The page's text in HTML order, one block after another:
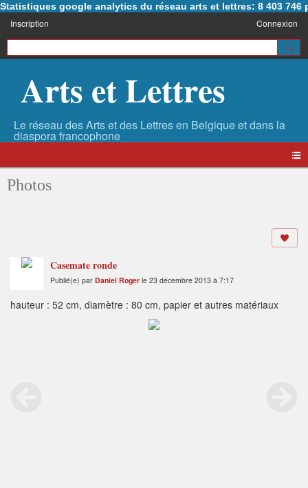
Statistiques google analytics du réseau arts et lettres: 8 403 746
Inscription Connexion
Arts et Lettres
Photos
Casemate ronde
Publié(e) par Daniel Roger le 23 décembre 2013 à 7:17
hauteur : 52 cm, diamètre : 80 cm, papier et autres matériaux